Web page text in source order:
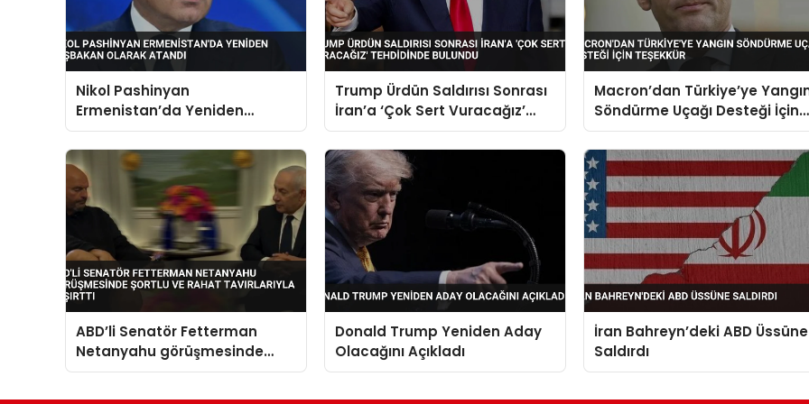
Nikol Pashinyan
Ermenistan’da Yeniden
Başbakan Olarak Atandı
Trump Ürdün Saldırısı Sonrası
İran’a ‘Çok Sert Vuracağız’
Tehdidinde Bulundu
Macron’dan Türkiye’ye
Söndürme Uçağı Desteği İçin
Teşekkür
ABD’li Senatör Fetterman
Netanyahu görüşmesinde
şortlu ve rahat tavırlarıyla
Donald Trump Yeniden Aday
Olacağını Açıkladı
İran Bahreyn’deki ABD Üssüne
Saldırdı